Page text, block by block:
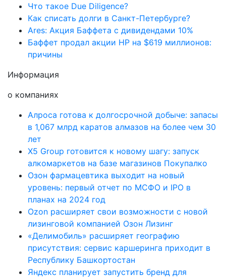
Что такое Due Diligence?
Как списать долги в Санкт-Петербурге?
Ares: Акция Баффета с дивидендами 10%
Баффет продал акции HP на $619 миллионов:
причины
Информация
о компаниях
Алроса готова к долгосрочной добыче: запасы
в 1,067 млрд каратов алмазов на более чем 30
лет
X5 Group готовится к новому шагу: запуск
алкомаркетов на базе магазинов Покупалко
Озон фармацевтика выходит на новый
уровень: первый отчет по МСФО и IPO в
планах на 2024 год
Ozon расширяет свои возможности с новой
лизинговой компанией Озон Лизинг
«Делимобиль» расширяет географию
присутствия: сервис каршеринга приходит в
Республику Башкортостан
Яндекс планирует запустить бренд для